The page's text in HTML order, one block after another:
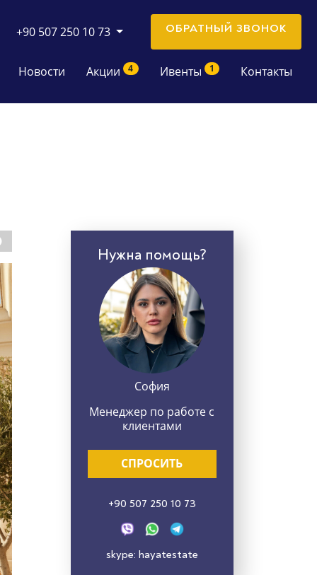
+90 507 250 10 73 ОБРАТНЫЙ ЗВОНОК
Новости Акции 4 Ивенты 1 Контакты
Нужна помощь?
София
Менеджер по работе с
клиентами
СПРОСИТЬ
+90 507 250 10 73
skype: hayatestate